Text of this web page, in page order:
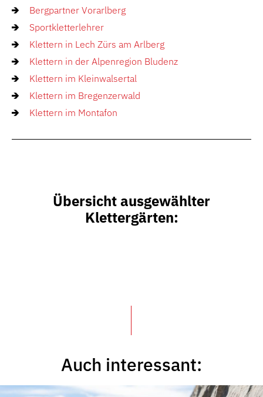
Bergpartner Vorarlberg
Sportkletterlehrer
Klettern in Lech Zürs am Arlberg
Klettern in der Alpenregion Bludenz
Klettern im Kleinwalsertal
Klettern im Bregenzerwald
Klettern im Montafon
Übersicht ausgewählter
Klettergärten:
Auch interessant: